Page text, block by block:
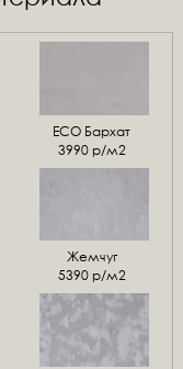
ECO Бархат
3990 р/м2
Жемчуг
5390 р/м2